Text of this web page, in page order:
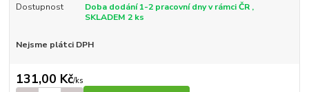
Dostupnost
Doba dodání 1-2 pracovní dny v rámci ČR ,
SKLADEM 2 ks
Nejsme plátci DPH
131,00 Kč/ks